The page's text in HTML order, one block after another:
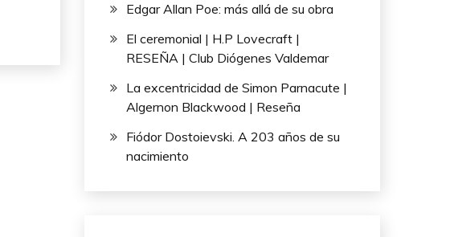
Edgar Allan Poe: más allá de su obra
El ceremonial | H.P Lovecraft |
RESEÑA | Club Diógenes Valdemar
La excentricidad de Simon Parnacute |
Algernon Blackwood | Reseña
Fiódor Dostoievski. A 203 años de su
nacimiento